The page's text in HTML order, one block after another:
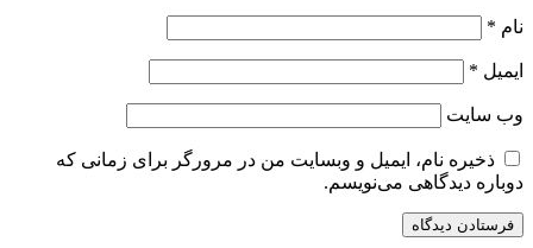
نام *
ایمیل *
وب‌ سایت
ذخیره نام، ایمیل و وبسایت من در مرورگر برای زمانی که
دوباره دیدگاهی می‌نویسم.